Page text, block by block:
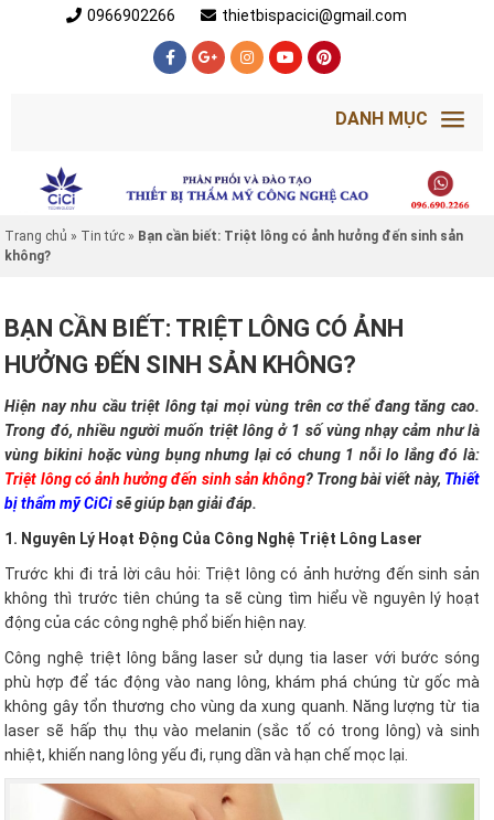
0966902266 thietbispacici@gmail.com
DANH MỤC
Trang chủ » Tin tức » Bạn cần biết: Triệt lông có ảnh hưởng đến sinh sản
không?
BẠN CẦN BIẾT: TRIỆT LÔNG CÓ ẢNH
HƯỞNG ĐẾN SINH SẢN KHÔNG?
Hiện nay nhu cầu triệt lông tại mọi vùng trên cơ thể đang tăng cao.
Trong đó, nhiều người muốn triệt lông ở 1 số vùng nhạy cảm như là
vùng bikini hoặc vùng bụng nhưng lại có chung 1 nỗi lo lắng đó là:
Triệt lông có ảnh hưởng đến sinh sản không? Trong bài viết này, Thiết
bị thẩm mỹ CiCisẽ giúp bạn giải đáp.
1. Nguyên Lý Hoạt Động Của Công Nghệ Triệt Lông Laser
Trước khi đi trả lời câu hỏi: Triệt lông có ảnh hưởng đến sinh sản
không thì trước tiên chúng ta sẽ cùng tìm hiểu về nguyên lý hoạt
động của các công nghệ phổ biến hiện nay.
Công nghệ triệt lông bằng laser sử dụng tia laser với bước sóng
phù hợp để tác động vào nang lông, khám phá chúng từ gốc mà
không gây tổn thương cho vùng da xung quanh. Năng lượng từ tia
laser sẽ hấp thụ thụ vào melanin (sắc tố có trong lông) và sinh
nhiệt, khiến nang lông yếu đi, rụng dần và hạn chế mọc lại.